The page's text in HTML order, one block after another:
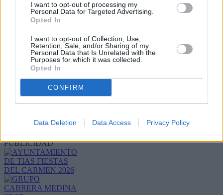
I want to opt-out of processing my
Personal Data for Targeted Advertising.
Opted In
I want to opt-out of Collection, Use,
Retention, Sale, and/or Sharing of my
Personal Data that Is Unrelated with the
Purposes for which it was collected.
Opted In
CONFIRM
Data Deletion Data Access Privacy Policy
Refescar
PUBLICIDAD